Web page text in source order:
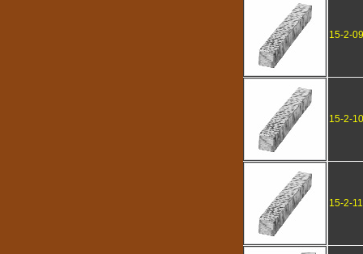
15-2-09
15-2-10
15-2-11